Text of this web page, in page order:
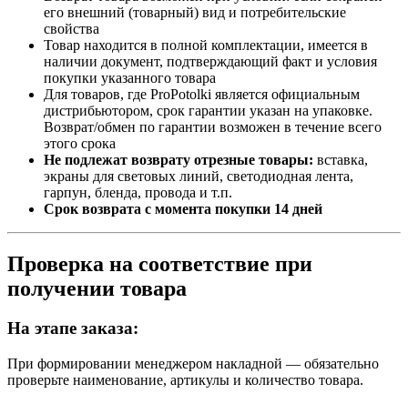
его внешний (товарный) вид и потребительские
свойства
Товар находится в полной комплектации, имеется в
наличии документ, подтверждающий факт и условия
покупки указанного товара
Для товаров, где ProPotolki является официальным
дистрибьютором, срок гарантии указан на упаковке.
Возврат/обмен по гарантии возможен в течение всего
этого срока
Не подлежат возврату отрезные товары: вставка,
экраны для световых линий, светодиодная лента,
гарпун, бленда, провода и т.п.
Срок возврата с момента покупки 14 дней
Проверка на соответствие при
получении товара
На этапе заказа:
При формировании менеджером накладной — обязательно
проверьте наименование, артикулы и количество товара.